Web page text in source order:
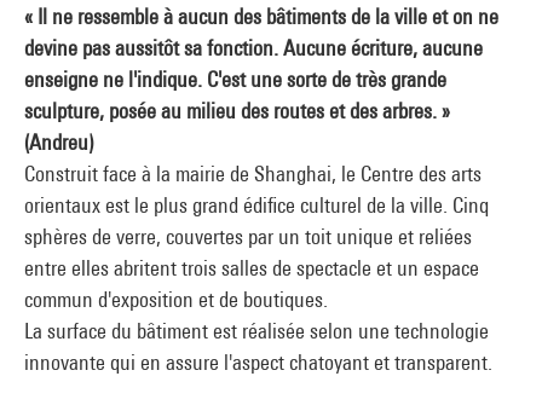
« Il ne ressemble à aucun des bâtiments de la ville et on ne
devine pas aussitôt sa fonction. Aucune écriture, aucune
enseigne ne l'indique. C'est une sorte de très grande
sculpture, posée au milieu des routes et des arbres. »
(Andreu)
Construit face à la mairie de Shanghai, le Centre des arts
orientaux est le plus grand édifice culturel de la ville. Cinq
sphères de verre, couvertes par un toit unique et reliées
entre elles abritent trois salles de spectacle et un espace
commun d'exposition et de boutiques.
La surface du bâtiment est réalisée selon une technologie
innovante qui en assure l'aspect chatoyant et transparent.